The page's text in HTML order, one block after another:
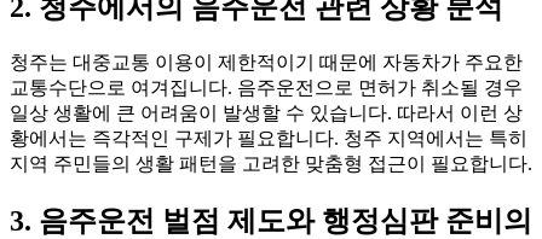
2. 청주에서의 음주운전 관련 상황 분석
청주는 대중교통 이용이 제한적이기 때문에 자동차가 주요한
교통수단으로 여겨집니다. 음주운전으로 면허가 취소될 경우
일상 생활에 큰 어려움이 발생할 수 있습니다. 따라서 이런 상
황에서는 즉각적인 구제가 필요합니다. 청주 지역에서는 특히
지역 주민들의 생활 패턴을 고려한 맞춤형 접근이 필요합니다.
3. 음주운전 벌점 제도와 행정심판 준비의